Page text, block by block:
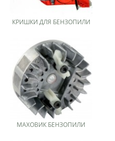
КРИШКИ ДЛЯ БЕНЗОПИЛИ
МАХОВИК БЕНЗОПИЛИ